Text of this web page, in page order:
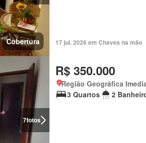
Cobertura 17 jul. 2026 em Chaves na mão
7fotos
R$ 350.000
Região Geográfica
3 Quartos
2